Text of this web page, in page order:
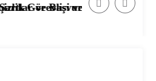
Başladı! İşte Başvuru
2026’da Güvenlik Görevlisi